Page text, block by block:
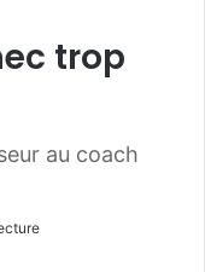
trop
au coach